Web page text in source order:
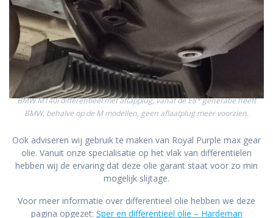
BMW M140i differentieel met aftapplug, vanaf de E8* generatie heeft
BMW, behalve op de M modellen, geen aflaatplug meer voorzien.
Ook adviseren wij gebruik te maken van Royal Purple max gear
olie. Vanuit onze specialisatie op het vlak van differentiëlen
hebben wij de ervaring dat deze olie garant staat voor zo min
mogelijk slijtage.
Voor meer informatie over differentieel olie hebben we deze
pagina opgezet: Sper en differentieel olie – Hardeman